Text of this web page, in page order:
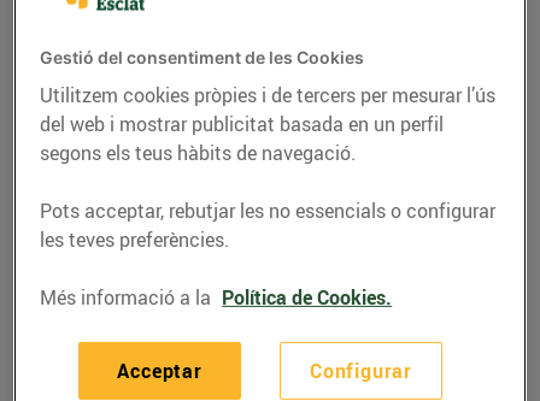
Cuixa de xai al forn amb herbes fresques,
patates i pomes
Ingredients per a 4 persones: 1 cuixa de xai
grossa, amb la pell (uns 2,5 kg) 1 cullerada de
LLEGIR MÉS
Gestió del consentiment de les Cookies
Utilitzem cookies pròpies i de tercers per mesurar l’ús
del web i mostrar publicitat basada en un perfil
segons els teus hàbits de navegació.
Pots acceptar, rebutjar les no essencials o configurar
les teves preferències.
Més informació a la Política de Cookies.
Configurar
Acceptar